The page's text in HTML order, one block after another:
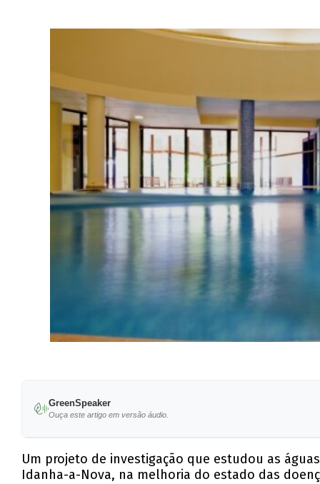
GreenSpeaker
Ouça este artigo em versão áudio.
Um projeto de investigação que estudou as
Idanha-a-Nova, na melhoria do estado das